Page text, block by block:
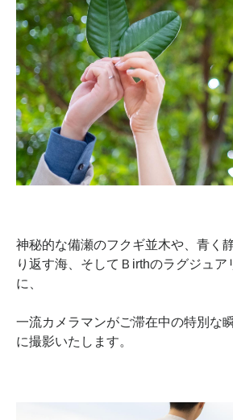
神秘的な備瀬のフクギ並木や、青く
り返す海、そしてＢirthのラグジュア
に、
一流カメラマンがご滞在中の特別な
に撮影いたします。